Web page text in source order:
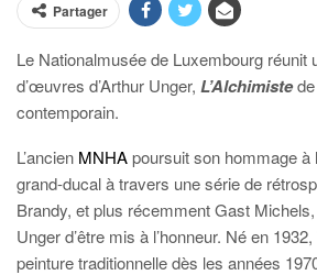
Partager
Le Nationalmusée de Luxembourg réunit
d’œuvres d’Arthur Unger, L’Alchimistede
contemporain.
L’ancien MNHApoursuit son hommage à
grand-ducal à travers une série de
Brandy, et plus récemment Gast Michels,
Unger d’être mis à l’honneur. Né en
peinture traditionnelle dès les années